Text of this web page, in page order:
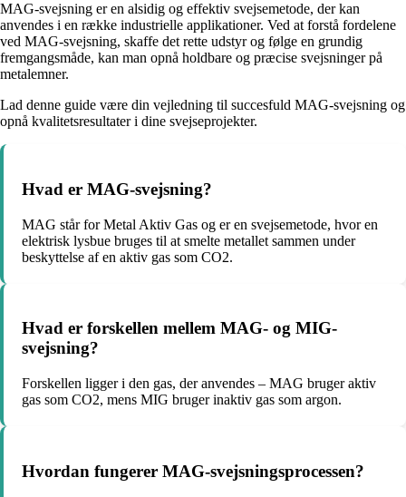
MAG-svejsning er en alsidig og effektiv svejsemetode, der kan
anvendes i en række industrielle applikationer. Ved at forstå fordelene
ved MAG-svejsning, skaffe det rette udstyr og følge en grundig
fremgangsmåde, kan man opnå holdbare og præcise svejsninger på
metalemner.
Lad denne guide være din vejledning til succesfuld MAG-svejsning og
opnå kvalitetsresultater i dine svejseprojekter.
Hvad er MAG-svejsning?
MAG står for Metal Aktiv Gas og er en svejsemetode, hvor en
elektrisk lysbue bruges til at smelte metallet sammen under
beskyttelse af en aktiv gas som CO2.
Hvad er forskellen mellem MAG- og MIG-
svejsning?
Forskellen ligger i den gas, der anvendes – MAG bruger aktiv
gas som CO2, mens MIG bruger inaktiv gas som argon.
Hvordan fungerer MAG-svejsningsprocessen?